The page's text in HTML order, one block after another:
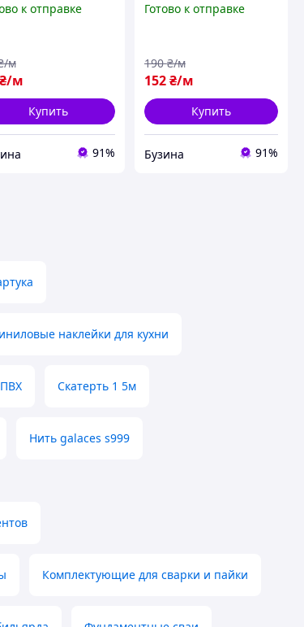
0044Кг цена за
к отправке
₴/м
м
Купить
91%
метр 0066Кг цена за
Готово к отправке
152₴/м
190 ₴/м
Купить
Бузина 91%
наклейки для кухни
Скатерть 1 5м
Нить galaces s999
Комплектующие для сварки и пайки